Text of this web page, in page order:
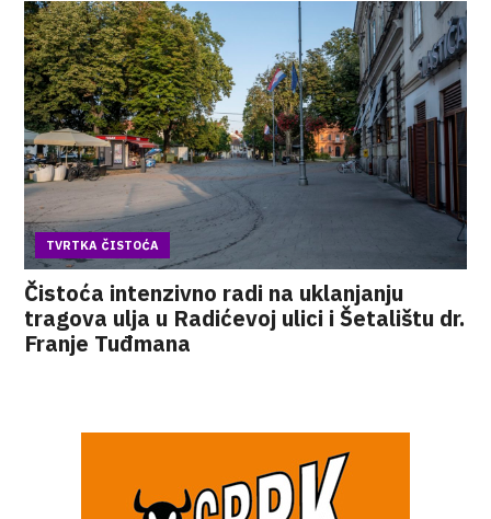
TVRTKA ČISTOĆA
Čistoća intenzivno radi na uklanjanju
tragova ulja u Radićevoj ulici i Šetalištu dr.
Franje Tuđmana